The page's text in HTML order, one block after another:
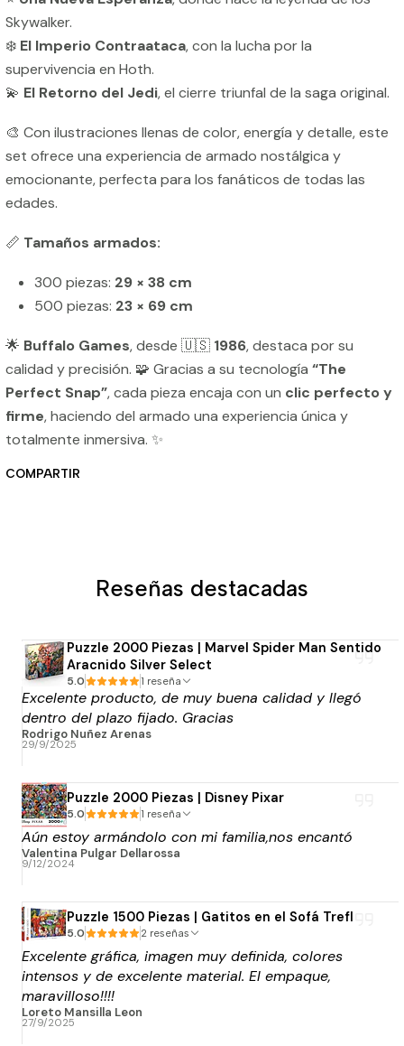
Skywalker.
❄️ El Imperio Contraataca, con la lucha por la
supervivencia en Hoth.
💫 El Retorno del Jedi, el cierre triunfal de la saga original.
🎨 Con ilustraciones llenas de color, energía y detalle, este
set ofrece una experiencia de armado nostálgica y
emocionante, perfecta para los fanáticos de todas las
edades.
📏 Tamaños armados:
300 piezas: 29 × 38 cm
500 piezas: 23 × 69 cm
🌟 Buffalo Games, desde 🇺🇸 1986, destaca por su
calidad y precisión. 🧩 Gracias a su tecnología “The
Perfect Snap”, cada pieza encaja con un clic perfecto y
firme, haciendo del armado una experiencia única y
totalmente inmersiva. ✨
COMPARTIR
Reseñas destacadas
Puzzle 2000 Piezas | Marvel Spider Man Sentido
Aracnido Silver Select
5.0 1 reseña
Excelente producto, de muy buena calidad y llegó
dentro del plazo fijado. Gracias
Rodrigo Nuñez Arenas
29/9/2025
Puzzle 2000 Piezas | Disney Pixar
5.0 1 reseña
Aún estoy armándolo con mi familia,nos encantó
Valentina Pulgar Dellarossa
9/12/2024
Puzzle 1500 Piezas | Gatitos en el Sofá Trefl
5.0 2 reseñas
Excelente gráfica, imagen muy definida, colores
intensos y de excelente material. El empaque,
maravilloso!!!!
Loreto Mansilla Leon
27/9/2025